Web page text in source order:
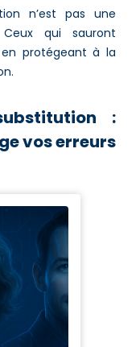
n’est pas une
qui sauront
en protégeant à la
:
vos erreurs